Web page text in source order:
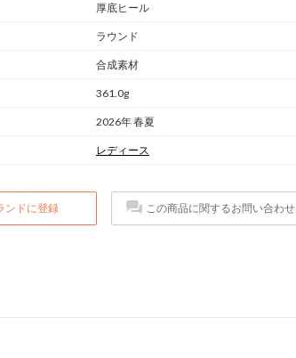
厚底ヒール
ラウンド
合成素材
361.0g
2026年 春夏
レディース
ンドに登録 この商品に関するお問い合わせ